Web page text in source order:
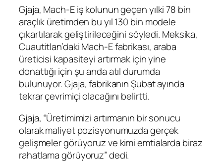
Gjaja, Mach-E iş kolunun geçen yılki 78 bin
araçlık üretimden bu yıl 130 bin modele
çıkartılarak geliştirileceğini söyledi. Meksika,
Cuautitlan’daki Mach-E fabrikası, araba
üreticisi kapasiteyi artırmak için yine
donattığı için şu anda atıl durumda
bulunuyor. Gjaja, fabrikanın Şubat ayında
tekrar çevrimiçi olacağını belirtti.
Gjaja, “Üretimimizi artırmanın bir sonucu
olarak maliyet pozisyonumuzda gerçek
gelişmeler görüyoruz ve kimi emtialarda biraz
rahatlama görüyoruz” dedi.